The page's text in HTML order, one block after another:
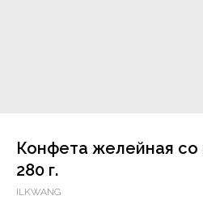
Конфета желейная со
280 г.
ILKWANG